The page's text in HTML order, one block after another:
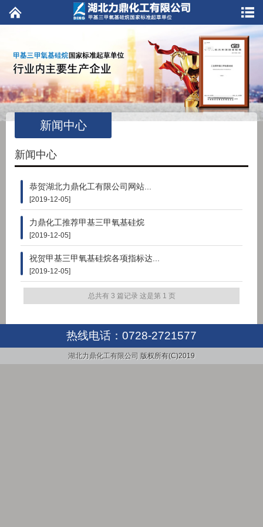
新闻中心
新闻中心
恭贺湖北力鼎化工有限公司网站...
[2019-12-05]
力鼎化工推荐甲基三甲氧基硅烷
[2019-12-05]
祝贺甲基三甲氧基硅烷各项指标达...
[2019-12-05]
总共有 3 篇记录 这是第 1 页
热线电话： 0728-2721577
湖北力鼎化工有限公司 版权所有(C)2019